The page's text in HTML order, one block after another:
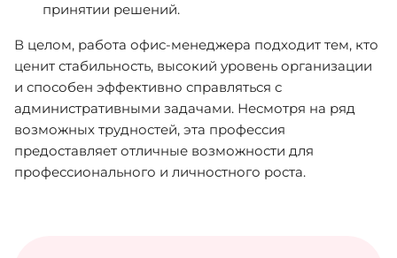
принятии решений.
В целом, работа офис-менеджера подходит тем, кто
ценит стабильность, высокий уровень организации
и способен эффективно справляться с
административными задачами. Несмотря на ряд
возможных трудностей, эта профессия
предоставляет отличные возможности для
профессионального и личностного роста.